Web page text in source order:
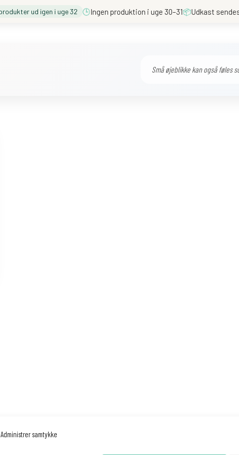
Administrer samtykke
ud igen i uge 32 🕒Ingen produktion i uge 30–31📦Udkast
Små øjeblikke kan også føles